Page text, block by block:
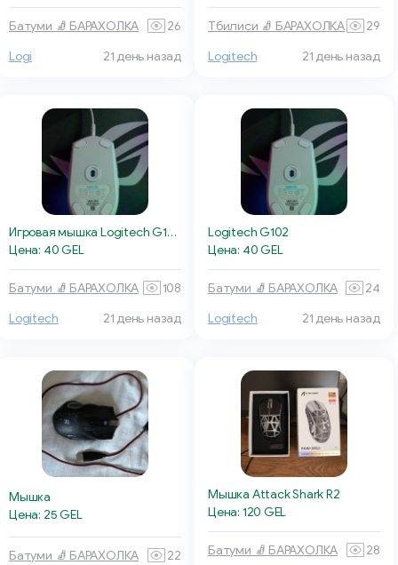
Батуми 🧦 БАРАХОЛКА 26
Logi 21 день назад
Тбилиси 🧦 БАРАХОЛКА 29
Logitech 21 день назад
Игровая мышка Logitech G102
Цена: 40 GEL
Батуми 🧦 БАРАХОЛКА 108
Logitech 21 день назад
Logitech G102
Цена: 40 GEL
Батуми 🧦 БАРАХОЛКА 24
Logitech 21 день назад
Мышка
Цена: 25 GEL
Батуми 🧦 БАРАХОЛКА
22
Мышка Attack Shark R2
Цена: 120 GEL
Батуми 🧦 БАРАХОЛКА 28